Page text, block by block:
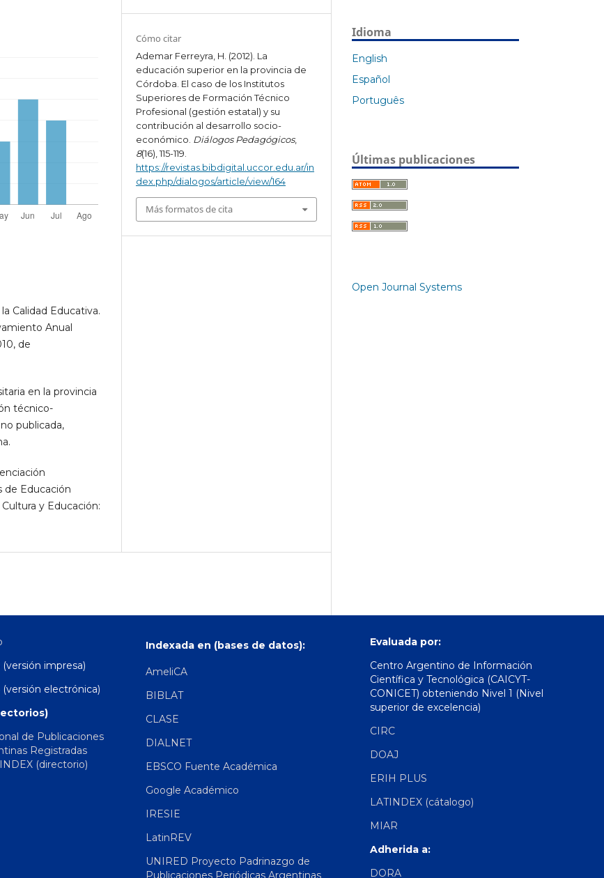
Calidad Educativa.
Anual
de
en la provincia
técnico-
publicada,
de Educación
y Educación:
Cómo citar
Ademar Ferreyra, H. (2012). La
educación superior en la provincia de
Córdoba. El caso de los Institutos
Superiores de Formación Técnico
Profesional (gestión estatal) y su
contribución al desarrollo socio-
económico. Diálogos Pedagógicos,
8(16), 115-119.
https://revistas.bibdigital.uccor.edu.ar/in
dex.php/dialogos/article/view/164
Más formatos de cita
Idioma
English
Español
Português
Últimas publicaciones
Open Journal Systems
(versión impresa)
(versión electrónica)
de Publicaciones
Registradas
(directorio)
Indexada en (bases de datos):
AmeliCA
BIBLAT
CLASE
DIALNET
EBSCO Fuente Académica
Google Académico
IRESIE
LatinREV
UNIRED Proyecto Padrinazgo de
Publicaciones Periódicas Argentinas
Evaluada por:
Centro Argentino de Información
Científica y Tecnológica (CAICYT-
CONICET) obteniendo Nivel 1 (Nivel
superior de excelencia)
CIRC
DOAJ
ERIH PLUS
LATINDEX (cátalogo)
MIAR
Adherida a:
DORA